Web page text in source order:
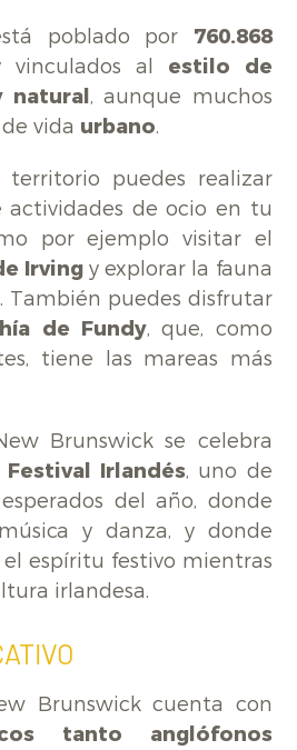
poblado por 760.868
vinculados al estilo de
natural, aunque muchos
vida urbano.
territorio puedes realizar
de ocio en tu
por ejemplo visitar el
Irvingy explorar la fauna
También puedes disfrutar
de Fundy, que, como
tiene las mareas más
Brunswick se celebra
Festival Irlandés, uno de
del año, donde
y danza, y donde
espíritu festivo mientras
irlandesa.
Brunswick cuenta con
tanto anglófonos